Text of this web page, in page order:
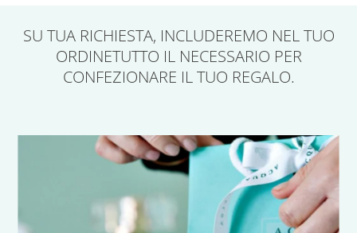
SU TUA RICHIESTA, INCLUDEREMO NEL TUO
ORDINETUTTO IL NECESSARIO PER
CONFEZIONARE IL TUO REGALO.